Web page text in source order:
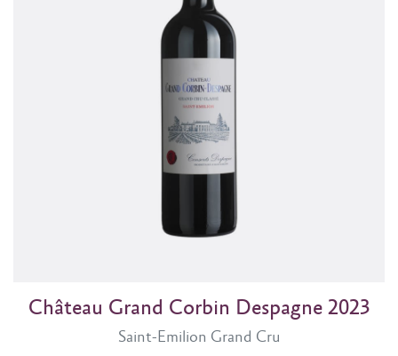
Saint-Emilion Grand Cru
Château Grand Corbin Despagne 2023